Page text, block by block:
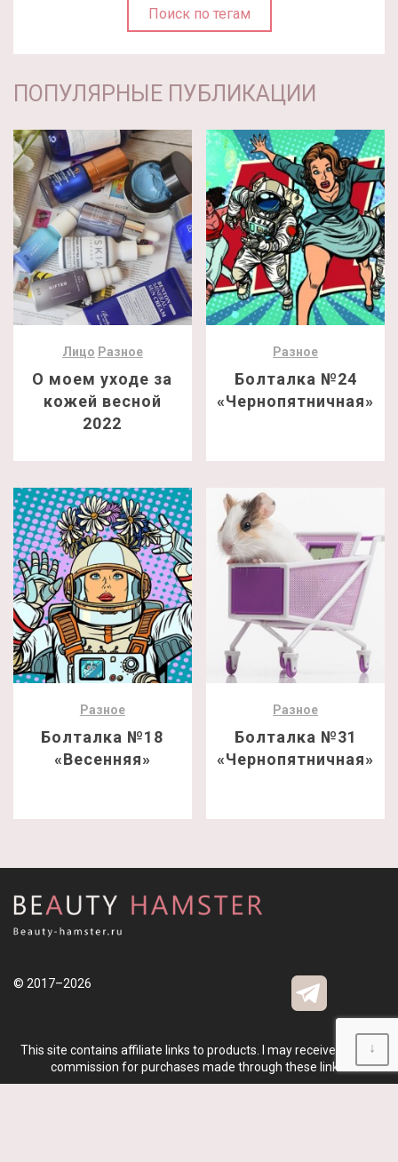
Поиск по тегам
ПОПУЛЯРНЫЕ ПУБЛИКАЦИИ
Лицо Разное
О моем уходе за
кожей весной
2022
Разное
Болталка №24
«Чернопятничная»
Разное
Болталка №18
«Весенняя»
Разное
Болталка №31
«Чернопятничная»
© 2017–2026
This site contains affiliate links to products. I may receive a small
commission for purchases made through these links.
↓